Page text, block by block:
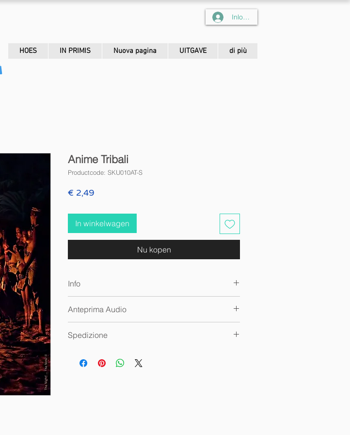
Inloggen
HOES IN PRIMIS Nuova pagina UITGAVE di più
Anime Tribali
Productcode: SKU010AT-S
€ 2,49Prijs
In winkelwagen
Nu kopen
Info
Anteprima Audio
Spedizione
fisica